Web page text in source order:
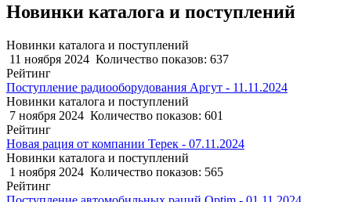
Новинки каталога и поступлений
Новинки каталога и поступлений
11 ноября 2024 Количество показов: 637
Рейтинг
Поступление радиооборудования Аргут - 11.11.2024
Новинки каталога и поступлений
7 ноября 2024 Количество показов: 601
Рейтинг
Новая рация от компании Терек - 07.11.2024
Новинки каталога и поступлений
1 ноября 2024 Количество показов: 565
Рейтинг